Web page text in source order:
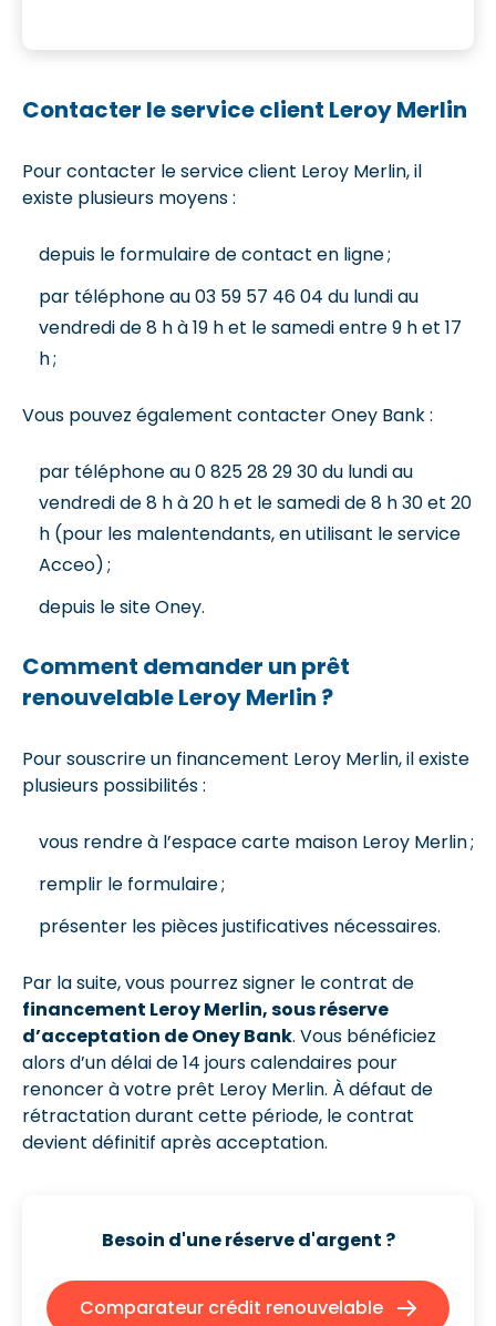
Contacter le service client Leroy Merlin
Pour contacter le service client Leroy Merlin, il
existe plusieurs moyens :
depuis le formulaire de contact en ligne ;
par téléphone au 03 59 57 46 04 du lundi au
vendredi de 8 h à 19 h et le samedi entre 9 h et 17
h ;
Vous pouvez également contacter Oney Bank :
par téléphone au 0 825 28 29 30 du lundi au
vendredi de 8 h à 20 h et le samedi de 8 h 30 et 20
h (pour les malentendants, en utilisant le service
Acceo) ;
depuis le site Oney.
Comment demander un prêt
renouvelable Leroy Merlin ?
Pour souscrire un financement Leroy Merlin, il existe
plusieurs possibilités :
vous rendre à l’espace carte maison Leroy Merlin ;
remplir le formulaire ;
présenter les pièces justificatives nécessaires.
Par la suite, vous pourrez signer le contrat de
financement Leroy Merlin, sous réserve
d’acceptation de Oney Bank. Vous bénéficiez
alors d’un délai de 14 jours calendaires pour
renoncer à votre prêt Leroy Merlin. À défaut de
rétractation durant cette période, le contrat
devient définitif après acceptation.
Besoin d'une réserve d'argent ?
Comparateur crédit renouvelable